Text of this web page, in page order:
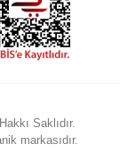
Saklıdır.
markasıdır.